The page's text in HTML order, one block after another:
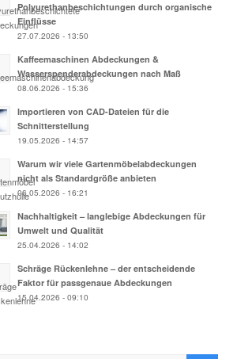
Polyurethanbeschichtungen durch organische
Einflüsse
27.07.2026 - 13:50
Kaffeemaschinen Abdeckungen &
Wasserspenderabdeckungen nach Maß
08.06.2026 - 15:36
Importieren von CAD-Dateien für die
Schnitterstellung
19.05.2026 - 14:57
Warum wir viele Gartenmöbelabdeckungen
nicht als Standardgröße anbieten
06.05.2026 - 16:21
Nachhaltigkeit – langlebige Abdeckungen für
Umwelt und Qualität
25.04.2026 - 14:02
Schräge Rückenlehne – der entscheidende
Faktor für passgenaue Abdeckungen
15.04.2026 - 09:10